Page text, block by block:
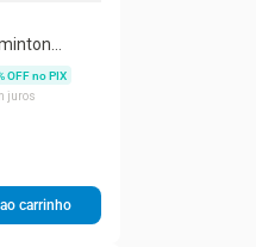
2
OFF no PIX
juros
carrinho